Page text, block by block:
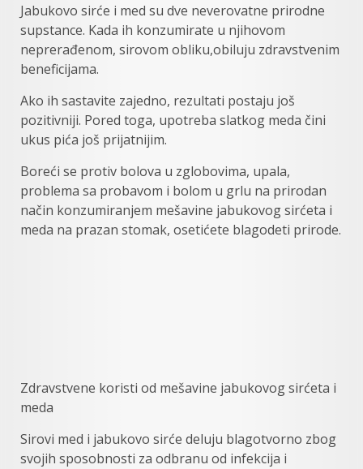
Jabukovo sirće i med su dve neverovatne prirodne
supstance. Kada ih konzumirate u njihovom
neprerađenom, sirovom obliku,obiluju zdravstvenim
beneficijama.
Ako ih sastavite zajedno, rezultati postaju još
pozitivniji. Pored toga, upotreba slatkog meda čini
ukus pića još prijatnijim.
Boreći se protiv bolova u zglobovima, upala,
problema sa probavom i bolom u grlu na prirodan
način konzumiranjem mešavine jabukovog sirćeta i
meda na prazan stomak, osetićete blagodeti prirode.
Zdravstvene koristi od mešavine jabukovog sirćeta i
meda
Sirovi med i jabukovo sirće deluju blagotvorno zbog
svojih sposobnosti za odbranu od infekcija i